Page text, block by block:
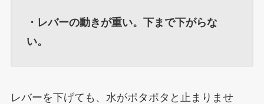
・ レバーの動きが重い。下まで下がらな
い。
レバーを下げても、水がポタポタと止まりませ